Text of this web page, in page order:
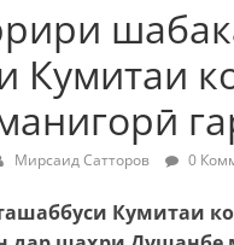
Кумитаи
Мирсаид Сатторов 0
Кумитаи